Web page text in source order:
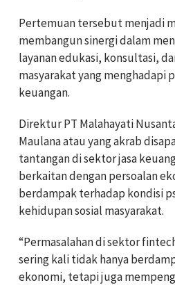
Pertemuan tersebut menjadi
membangun sinergi dalam
layanan edukasi, konsultasi,
masyarakat yang menghadapi
keuangan.
Direktur PT Malahayati
Maulana atau yang akrab
tantangan di sektor jasa
berkaitan dengan persoalan
berdampak terhadap kondisi
kehidupan sosial masyarakat.
“Permasalahan di sektor
sering kali tidak hanya
ekonomi, tetapi juga